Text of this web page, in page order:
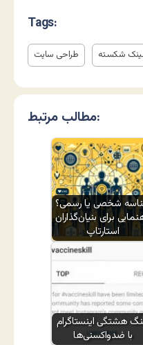
Tags:
طراحی سایت شکسته
مطالب مرتبط:
شخصی یا رسمی؟
برای بنیان‌گذاران
استارتاپ
هشتگی اینستاگرام
با ضدواکسنی‌ها